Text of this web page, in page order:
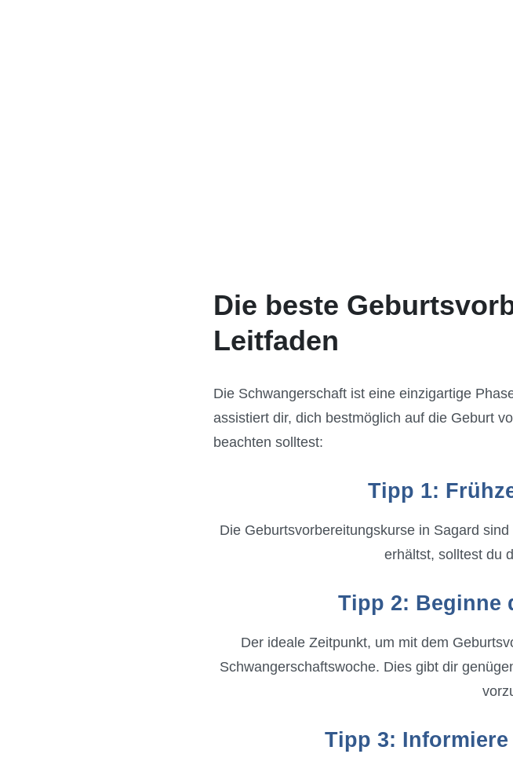
Die beste
Leitfaden
Die Schwangerschaft ist eine einzigartige
assistiert dir, dich bestmöglich auf die Geburt
beachten solltest:
Tipp 1:
Die Geburtsvorbereitungskurse in Sagard
erhältst, solltest du
Tipp 2: Beginne
Der ideale Zeitpunkt, um mit dem
Schwangerschaftswoche. Dies gibt dir
Tipp 3: